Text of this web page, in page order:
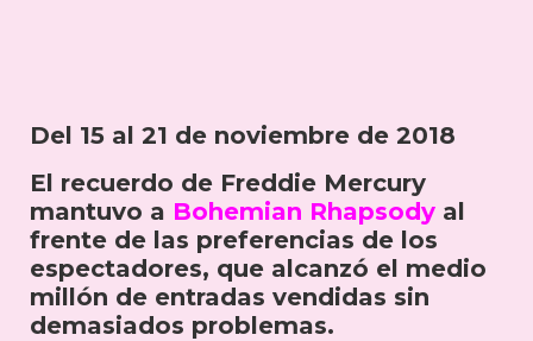
Del 15 al 21 de noviembre de 2018
El recuerdo de Freddie Mercury
mantuvo a Bohemian Rhapsody al
frente de las preferencias de los
espectadores, que alcanzó el medio
millón de entradas vendidas sin
demasiados problemas.